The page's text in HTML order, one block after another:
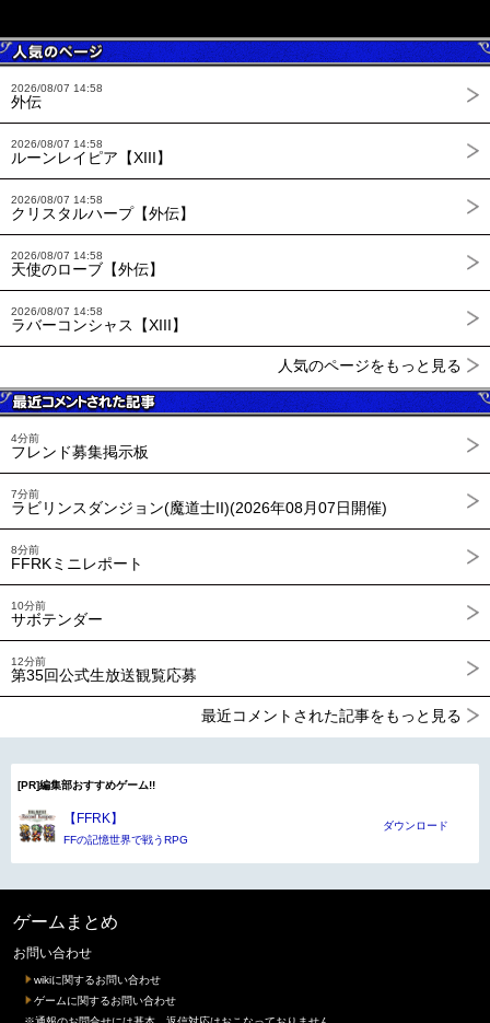
2026/08/07 14:58
外伝
2026/08/07 14:58
ルーンレイピア【XIII】
2026/08/07 14:58
クリスタルハープ【外伝】
2026/08/07 14:58
天使のローブ【外伝】
2026/08/07 14:58
ラバーコンシャス【XIII】
人気のページをもっと見る
4分前
フレンド募集掲示板
7分前
ラビリンスダンジョン(魔道士II)(2026年08月07日開催)
8分前
FFRKミニレポート
10分前
サボテンダー
12分前
第35回公式生放送観覧応募
最近コメントされた記事をもっと見る
[PR]編集部おすすめゲーム!!
【FFRK】
FFの記憶世界で戦うRPG
ダウンロード
ゲームまとめ
お問い合わせ
wikiに関するお問い合わせ
ゲームに関するお問い合わせ